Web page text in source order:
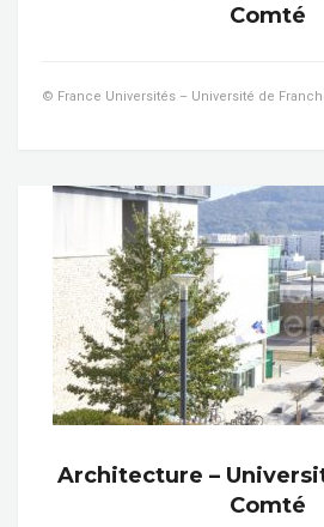
Comté
© France Universités – Université de
Architecture –
Comté